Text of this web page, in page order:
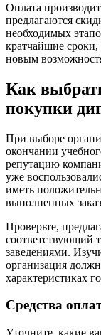
Оплата
предлагаются
необходимых
кратчайшие
новым
Как
покупки
При выборе
окончании
репутацию
уже
иметь
выполненных
Проверьте,
соответствующий
заведениями.
организация
характеристиках
Средства
Уточните, какие